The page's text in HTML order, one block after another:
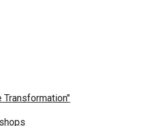
Transformation"